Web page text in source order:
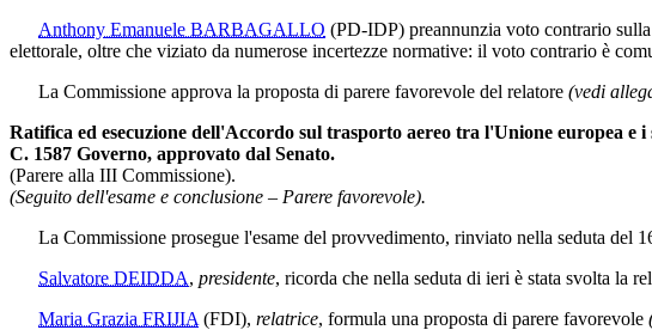
Anthony Emanuele BARBAGALLO (PD-IDP) preannunzia voto contrario
elettorale, oltre che viziato da numerose incertezze normative: il voto contrario è
La Commissione approva la proposta di parere favorevole del relatore (vedi
Ratifica ed esecuzione dell'Accordo sul trasporto aereo tra l'Unione europea
C. 1587 Governo, approvato dal Senato.
(Parere alla III Commissione).
(Seguito dell'esame e conclusione – Parere favorevole).
La Commissione prosegue l'esame del provvedimento, rinviato nella seduta del
Salvatore DEIDDA, presidente, ricorda che nella seduta di ieri è stata svolta la
Maria Grazia FRIJIA (FDI), relatrice, formula una proposta di parere favorevole